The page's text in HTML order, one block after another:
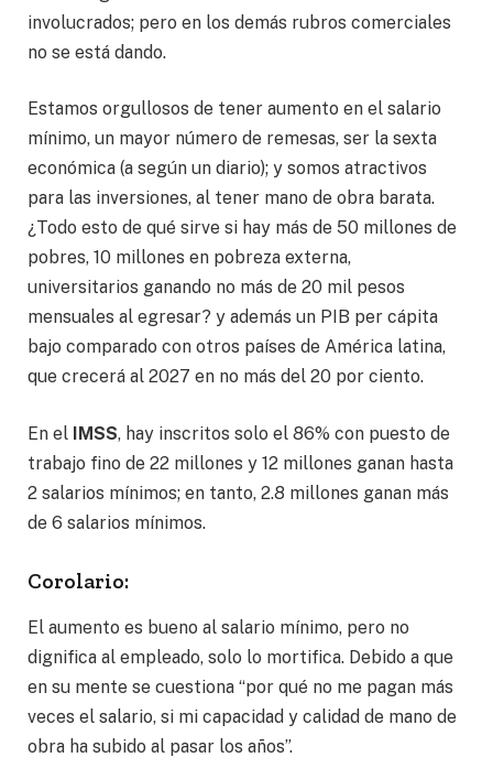
involucrados; pero en los demás rubros comerciales
no se está dando.
Estamos orgullosos de tener aumento en el salario
mínimo, un mayor número de remesas, ser la sexta
económica (a según un diario); y somos atractivos
para las inversiones, al tener mano de obra barata.
¿Todo esto de qué sirve si hay más de 50 millones de
pobres, 10 millones en pobreza externa,
universitarios ganando no más de 20 mil pesos
mensuales al egresar? y además un PIB per cápita
bajo comparado con otros países de América latina,
que crecerá al 2027 en no más del 20 por ciento.
En el IMSS, hay inscritos solo el 86% con puesto de
trabajo fino de 22 millones y 12 millones ganan hasta
2 salarios mínimos; en tanto, 2.8 millones ganan más
de 6 salarios mínimos.
Corolario:
El aumento es bueno al salario mínimo, pero no
dignifica al empleado, solo lo mortifica. Debido a que
en su mente se cuestiona “por qué no me pagan más
veces el salario, si mi capacidad y calidad de mano de
obra ha subido al pasar los años”.